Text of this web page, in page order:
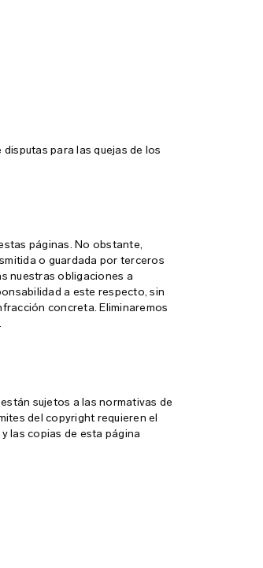
para las quejas de los
páginas. No obstante,
o guardada por terceros
nuestras obligaciones a
a este respecto, sin
concreta. Eliminaremos
sujetos a las normativas de
del copyright requieren el
las copias de esta página